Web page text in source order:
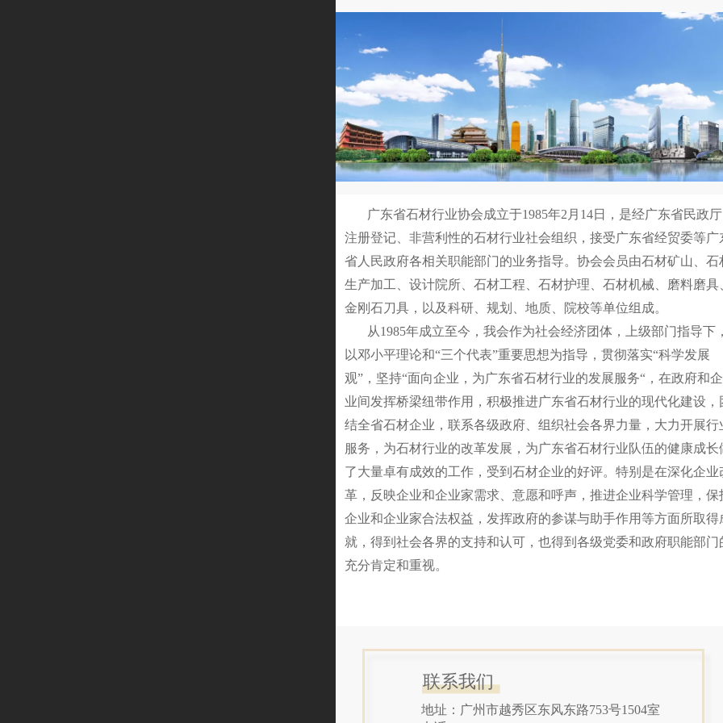
广东省石材行业协会成立于1985年2月14日，是经广东省民政厅
注册登记、非营利性的石材行业社会组织，接受广东省经贸委等广
省人民政府各相关职能部门的业务指导。协会会员由石材矿山、石
生产加工、设计院所、石材工程、石材护理、石材机械、磨料磨具
金刚石刀具，以及科研、规划、地质、院校等单位组成。
从1985年成立至今，我会作为社会经济团体，上级部门指导下，
以邓小平理论和“三个代表”重要思想为指导，贯彻落实“科学发展
观”，坚持“面向企业，为广东省石材行业的发展服务“，在政府和企
业间发挥桥梁纽带作用，积极推进广东省石材行业的现代化建设，
结全省石材企业，联系各级政府、组织社会各界力量，大力开展行
服务，为石材行业的改革发展，为广东省石材行业队伍的健康成长
了大量卓有成效的工作，受到石材企业的好评。特别是在深化企业
革，反映企业和企业家需求、意愿和呼声，推进企业科学管理，保
企业和企业家合法权益，发挥政府的参谋与助手作用等方面所取得
就，得到社会各界的支持和认可，也得到各级党委和政府职能部门
充分肯定和重视。
联系我们
地址：广州市越秀区东风东路753号1504室